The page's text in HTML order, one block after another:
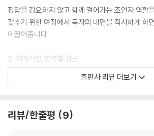
--- 「기준」 중에서
불안을 가만히 들여다보면 진짜로 원하는 것이 무
--- 「불안」 중에서
돌아보면 하나님은 단 한 번도 내 앞에 다른 누군가
아붙이지 않으셨다. 비교의 감옥 속에서 나를 사랑
--- 「바닥」 중에서
정답을 강요하지 않고 함께 걸어가는 조언자 역할
갖추기 위한 여정에서 독자의 내면을 직시하게 하
이끌어줍니다.
2. 체계적인 영역별 접근
인간관계, 불확실한 인생, 통제할 수 없는 마음, 하
출판사 리뷰 더보기
리뷰/한줄평 9